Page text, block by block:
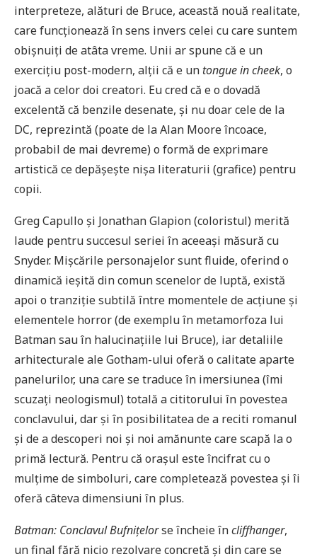
interpreteze, alături de Bruce, această nouă realitate,
care funcționează în sens invers celei cu care suntem
obișnuiți de atâta vreme. Unii ar spune că e un
exercițiu post-modern, alții că e un tongue in cheek, o
joacă a celor doi creatori. Eu cred că e o dovadă
excelentă că benzile desenate, și nu doar cele de la
DC, reprezintă (poate de la Alan Moore încoace,
probabil de mai devreme) o formă de exprimare
artistică ce depășește nișa literaturii (grafice) pentru
copii.
Greg Capullo și Jonathan Glapion (coloristul) merită
laude pentru succesul seriei în aceeași măsură cu
Snyder. Mișcările personajelor sunt fluide, oferind o
dinamică ieșită din comun scenelor de luptă, există
apoi o tranziție subtilă între momentele de acțiune și
elementele horror (de exemplu în metamorfoza lui
Batman sau în halucinațiile lui Bruce), iar detaliile
arhitecturale ale Gotham-ului oferă o calitate aparte
panelurilor, una care se traduce în imersiunea (îmi
scuzați neologismul) totală a cititorului în povestea
conclavului, dar și în posibilitatea de a reciti romanul
și de a descoperi noi și noi amănunte care scapă la o
primă lectură. Pentru că orașul este încifrat cu o
mulțime de simboluri, care completează povestea și îi
oferă câteva dimensiuni în plus.
Batman: Conclavul Bufnițelorse încheie încliffhanger,
un final fără nicio rezolvare concretă și din care se